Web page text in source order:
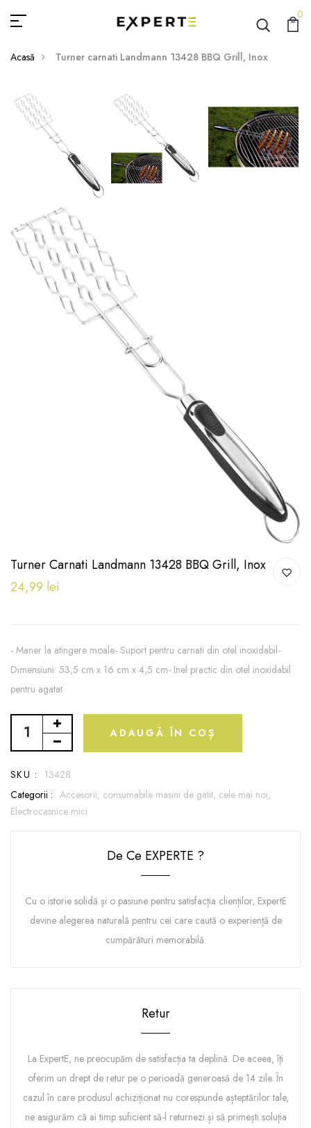
0
Acasă Turner carnati Landmann 13428 BBQ Grill, Inox
Turner Carnati Landmann 13428 BBQ Grill, Inox
24,99 lei
- Maner la atingere moale- Suport pentru carnati din otel inoxidabil-
Dimensiuni: 53,5 cm x 16 cm x 4,5 cm- Inel practic din otel inoxidabil
pentru agatat
ADAUGĂ ÎN COȘ
SKU :
13428
Categorii : Accesorii, consumabile masini de gatit, cele mai noi,
Electrocasnice mici
De Ce EXPERTE ?
Cu o istorie solidă și o pasiune pentru satisfacția clienților, ExpertE
devine alegerea naturală pentru cei care caută o experiență de
cumpărături memorabilă.
Retur
La ExpertE, ne preocupăm de satisfacția ta deplină. De aceea, îți
oferim un drept de retur pe o perioadă generoasă de 14 zile. În
cazul în care produsul achiziționat nu corespunde așteptărilor tale,
ne asigurăm că ai timp suficient să-l returnezi și să primești soluția